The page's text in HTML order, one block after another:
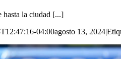
hasta la ciudad [...]
04:00agosto 13, 2024|